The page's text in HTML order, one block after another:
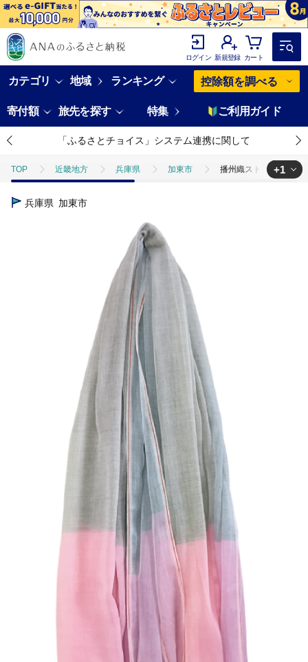
ログイン 新規登録 カート
カテゴリ 地域 ランキング 控除額を調べる
寄付額 旅先を探す 特集 ご利用ガイド
「ふるさとチョイス」システム連携に関して
TOP 近畿地方 兵庫県 加東市 播州織ストールorit.（
TOP
+1
兵庫県 加東市